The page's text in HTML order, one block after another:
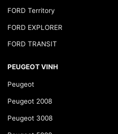
FORD Territory
FORD EXPLORER
FORD TRANSIT
PEUGEOT VINH
Peugeot
Peugeot 2008
Peugeot 3008